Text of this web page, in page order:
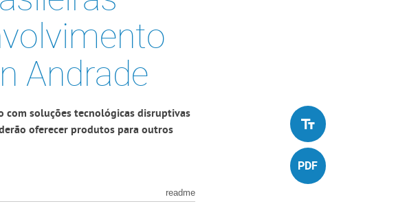
Andrade
com soluções tecnológicas disruptivas
oferecer produtos para outros
readme